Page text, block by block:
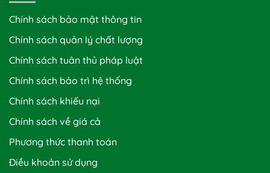
Chính sách bảo mật thông tin
Chính sách quản lý chất lượng
Chính sách tuân thủ pháp luật
Chính sách bảo trì hệ thống
Chính sách khiếu nại
Chính sách về giá cả
Phương thức thanh toán
Điều khoản sử dụng